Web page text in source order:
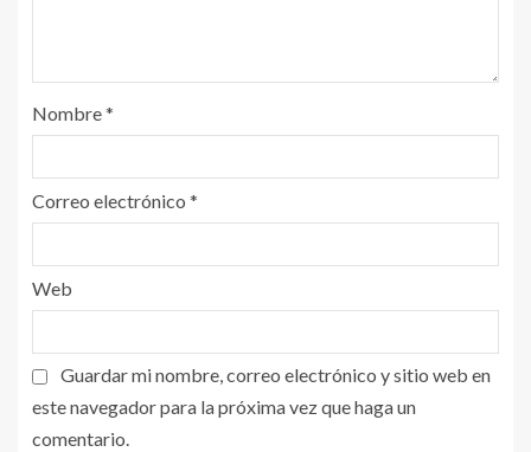
Nombre*
Correo electrónico *
Web
Guardar mi nombre, correo electrónico y sitio web en
este navegador para la próxima vez que haga un
comentario.